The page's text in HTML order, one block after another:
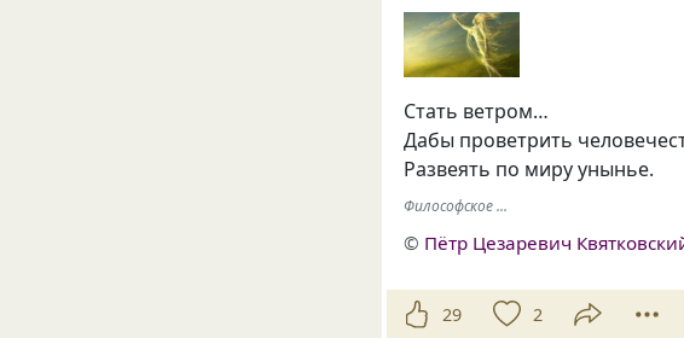
Стать ветром…
Дабы проветрить
Развеять по миру унынье.
Философское ...
© Пётр Цезаревич
29 2